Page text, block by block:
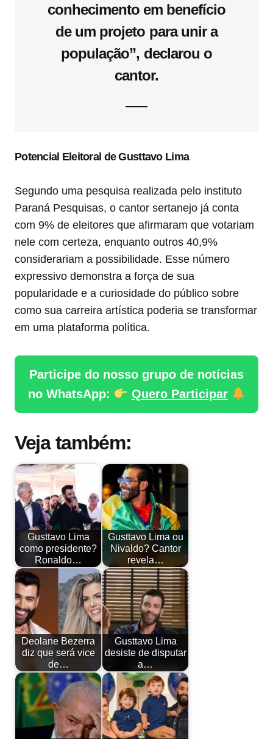
conhecimento em benefício
de um projeto para unir a
população”, declarou o
cantor.
Potencial Eleitoral de Gusttavo Lima
Segundo uma pesquisa realizada pelo instituto
Paraná Pesquisas, o cantor sertanejo já conta
com 9% de eleitores que afirmaram que votariam
nele com certeza, enquanto outros 40,9%
considerariam a possibilidade. Esse número
expressivo demonstra a força de sua
popularidade e a curiosidade do público sobre
como sua carreira artística poderia se transformar
em uma plataforma política.
Participe do nosso grupo de notícias
no WhatsApp:
Quero Participar
Veja também:
Gusttavo Lima
como presidente?
Ronaldo…
Gusttavo Lima ou
Nivaldo? Cantor
revela…
Deolane Bezerra
diz que será vice
de…
Gusttavo Lima
desiste de disputar
a…